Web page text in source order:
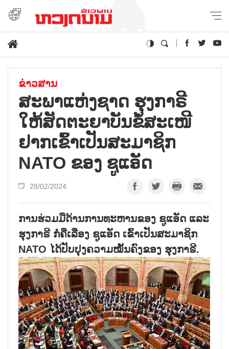
ຂ່າວສານ
ສະພາແຫ່ງຊາດ ຮຸງກາຣີ
ໃຫ້ສັດຕະຍາບັນຂໍ້ສະເໜີ
ຢາກເຂົ້າເປັນສະມາຊິກ
NATO ຂອງ ຊູແອັດ
28/02/2024
ການຮ່ວມມືດ້ານການທະຫານຂອງ ຊູແອັດ ແລະ
ຮຸງກາຣີ ກໍ່ຄືເລື່ອງ ຊູແອັດ ເຂົ້າເປັນສະມາຊິກ
NATO ໄດ້ປັບປຸງຄວາມໝັ້ນຄົງຂອງ ຮຸງກາຣີ.